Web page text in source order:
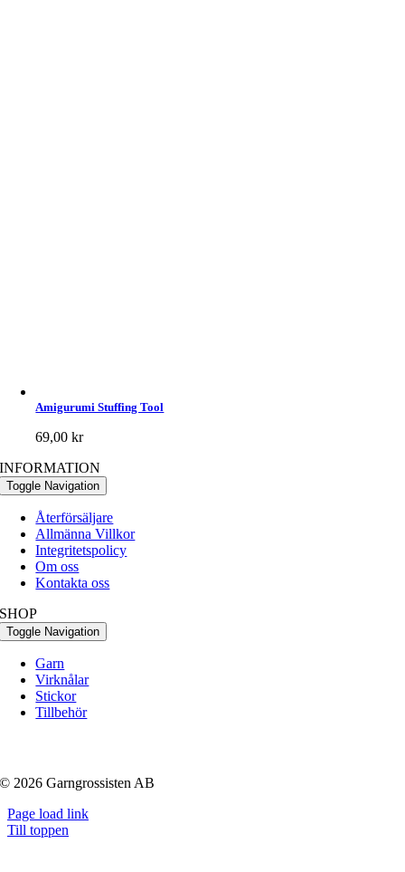
Amigurumi Stuffing Tool
69,00kr
INFORMATION
Toggle Navigation
Återförsäljare
Allmänna Villkor
Integritetspolicy
Om oss
Kontakta oss
SHOP
Toggle Navigation
Garn
Virknålar
Stickor
Tillbehör
© 2026 Garngrossisten AB
Page load link
Till toppen